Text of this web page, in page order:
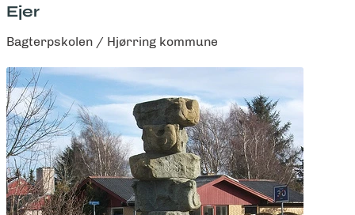
Ejer
Bagterpskolen / Hjørring kommune